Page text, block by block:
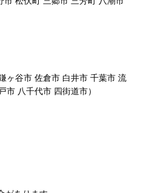
ヶ谷市 佐倉市 白井市 千葉市 流
市 八千代市 四街道市）